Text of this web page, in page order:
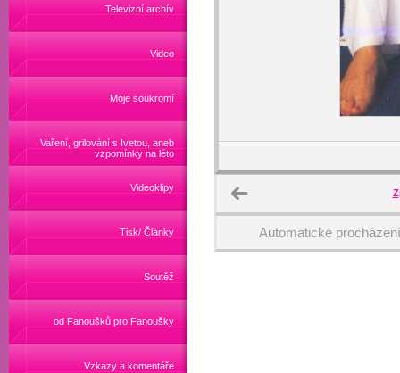
Televizní archív
Video
Moje soukromí
Vaření, grilování s Ivetou, aneb
vzpomínky na léto
Videoklipy
Tisk/ Články
Soutěž
od Fanoušků pro Fanoušky
Vzkazy a komentáře
Automatické